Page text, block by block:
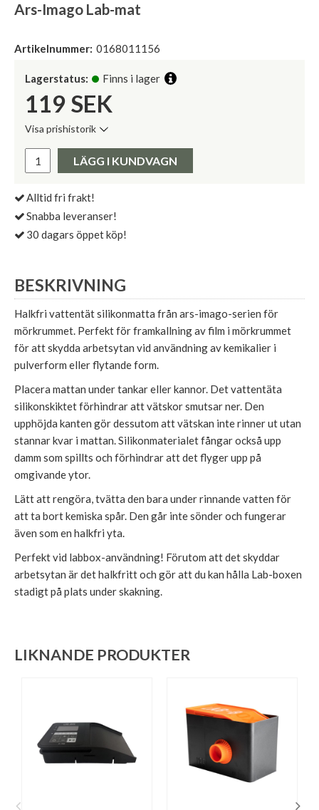
Ars-Imago Lab-mat
Artikelnummer: 0168011156
Lagerstatus: Finns i lager
119 SEK
Visa prishistorik
Pris:
LÄGG I KUNDVAGN
Alltid fri frakt!
Snabba leveranser!
30 dagars öppet köp!
BESKRIVNING
Halkfri vattentät silikonmatta från ars-imago-serien för
mörkrummet. Perfekt för framkallning av film i mörkrummet
för att skydda arbetsytan vid användning av kemikalier i
pulverform eller flytande form.
Placera mattan under tankar eller kannor. Det vattentäta
silikonskiktet förhindrar att vätskor smutsar ner. Den
upphöjda kanten gör dessutom att vätskan inte rinner ut utan
stannar kvar i mattan. Silikonmaterialet fångar också upp
damm som spillts och förhindrar att det flyger upp på
omgivande ytor.
Lätt att rengöra, tvätta den bara under rinnande vatten för
att ta bort kemiska spår. Den går inte sönder och fungerar
även som en halkfri yta.
Perfekt vid labbox-användning! Förutom att det skyddar
arbetsytan är det halkfritt och gör att du kan hålla Lab-boxen
stadigt på plats under skakning.
LIKNANDE PRODUKTER